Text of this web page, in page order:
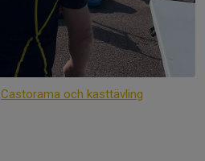
Castorama och kasttävling